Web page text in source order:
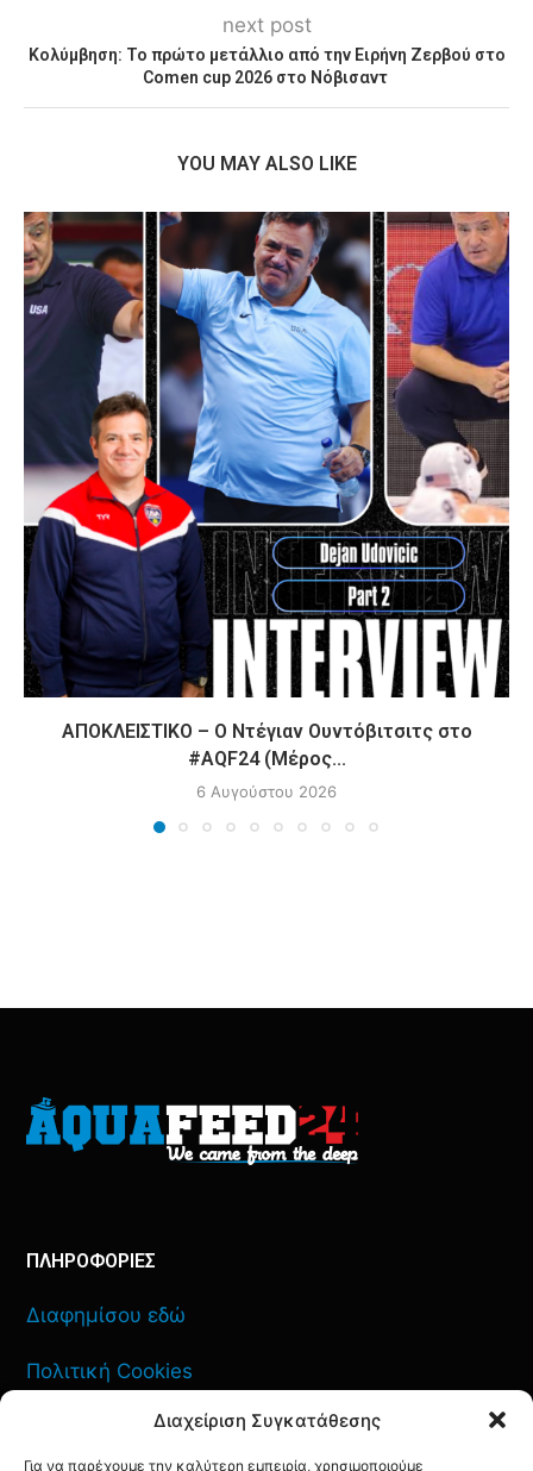
Διαχείριση Συγκατάθεσης
Για να παρέχουμε την καλύτερη εμπειρία, χρησιμοποιούμε
next post
Κολύμβηση: Το πρώτο μετάλλιο από την Ειρήνη Ζερβού στο
Comen cup 2026 στο Νόβισαντ
YOU MAY ALSO LIKE
ΑΠΟΚΛΕΙΣΤΙΚΟ – Ο Ντέγιαν Ουντόβιτσιτς στο
#AQF24 (Μέρος...
6 Αυγούστου 2026
ΠΛΗΡΟΦΟΡΙΕΣ
Διαφημίσου εδώ
Πολιτική Cookies